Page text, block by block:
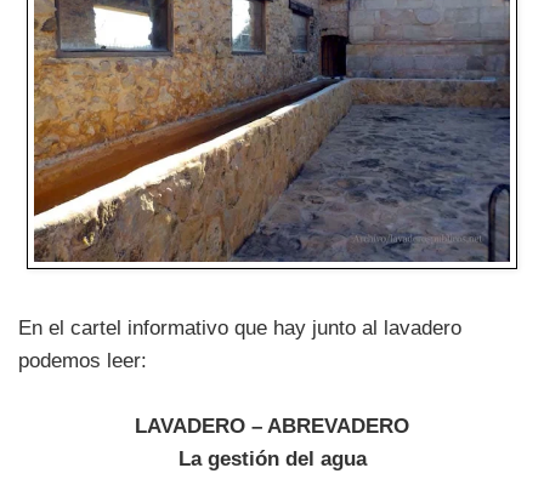
En el cartel informativo que hay junto al lavadero
podemos leer:
LAVADERO – ABREVADERO
La gestión del agua